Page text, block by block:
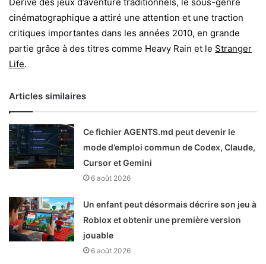
cinématographique a attiré une attention et une traction
critiques importantes dans les années 2010, en grande
partie grâce à des titres comme Heavy Rain et le Stranger
Life.
Articles similaires
Ce fichier AGENTS.md peut devenir le
mode d’emploi commun de Codex, Claude,
Cursor et Gemini
6 août 2026
Un enfant peut désormais décrire son jeu à
Roblox et obtenir une première version
jouable
6 août 2026